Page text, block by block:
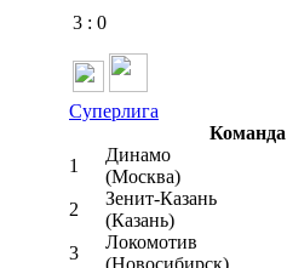
3 : 0
Суперлига
Команда
1
Динамо
(Москва)
2
Зенит-Казань
(Казань)
3
Локомотив
(Новосибирск)